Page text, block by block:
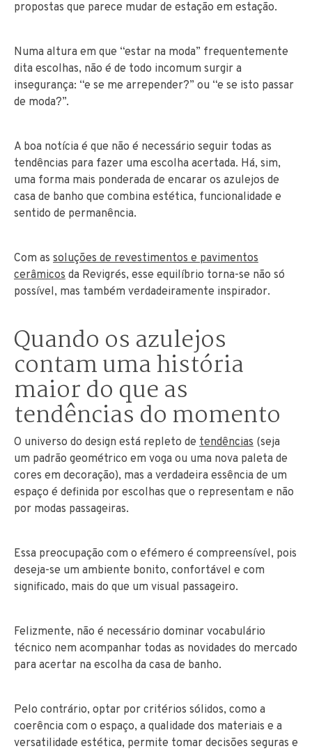
propostas que parece mudar de estação em estação.
Numa altura em que “estar na moda” frequentemente
dita escolhas, não é de todo incomum surgir a
insegurança: “e se me arrepender?” ou “e se isto passar
de moda?”.
A boa notícia é que não é necessário seguir todas as
tendências para fazer uma escolha acertada. Há, sim,
uma forma mais ponderada de encarar os azulejos de
casa de banho que combina estética, funcionalidade e
sentido de permanência.
Com as soluções de revestimentos e pavimentos
cerâmicos da Revigrés, esse equilíbrio torna-se não só
possível, mas também verdadeiramente inspirador.
Quando os azulejos
contam uma história
maior do que as
tendências do momento
O universo do design está repleto de tendências (seja
um padrão geométrico em voga ou uma nova paleta de
cores em decoração), mas a verdadeira essência de um
espaço é definida por escolhas que o representam e não
por modas passageiras.
Essa preocupação com o efémero é compreensível, pois
deseja-se um ambiente bonito, confortável e com
significado, mais do que um visual passageiro.
Felizmente, não é necessário dominar vocabulário
técnico nem acompanhar todas as novidades do mercado
para acertar na escolha da casa de banho.
Pelo contrário, optar por critérios sólidos, como a
coerência com o espaço, a qualidade dos materiais e a
versatilidade estética, permite tomar decisões seguras e